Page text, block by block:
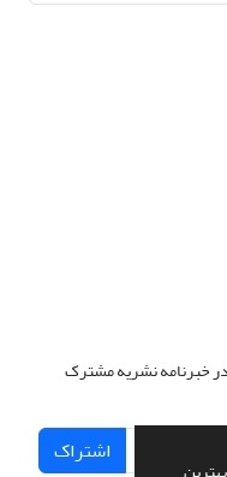
در خبرنامه نشریه مشترک
اشتراک